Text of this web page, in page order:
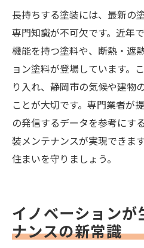
長持ちする塗装には、最新の
専門知識が不可欠です。近年
機能を持つ塗料や、断熱・遮
ョン塗料が登場しています。
り入れ、静岡市の気候や建物
ことが大切です。専門業者が
の発信するデータを参考にす
装メンテナンスが実現できま
住まいを守りましょう。
イノベーションが
ナンスの新常識